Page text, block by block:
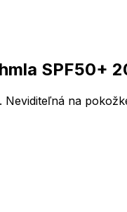
SPF50+
na